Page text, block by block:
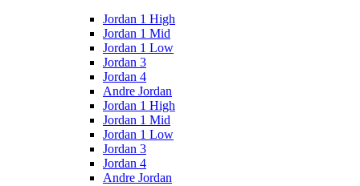
Jordan 1 High
Jordan 1 Mid
Jordan 1 Low
Jordan 3
Jordan 4
Andre Jordan
Jordan 1 High
Jordan 1 Mid
Jordan 1 Low
Jordan 3
Jordan 4
Andre Jordan